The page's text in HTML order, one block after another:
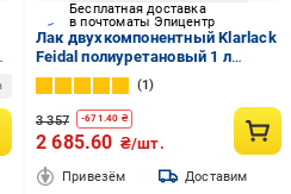
Бесплатная доставка
в почтоматы Эпицентр
Лак двухкомпонентный Klarlack
Feidal полиуретановый 1 л
Глянцевый (27581850)
1
3 357 -671.40 ₴
2 685.60 ₴/шт.
Привезём Доставим